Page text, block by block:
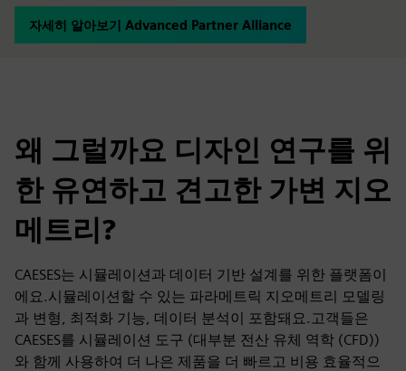
자세히 알아보기 Advanced Partner Alliance
왜 그럴까요 디자인 연구를 위
한 유연하고 견고한 가변 지오
메트리?
CAESES는 시뮬레이션과 데이터 기반 설계를 위한 플랫폼이
에요.시뮬레이션할 수 있는 파라메트릭 지오메트리 모델링
과 변형, 최적화 기능, 데이터 분석이 포함돼요.고객들은
CAESES를 시뮬레이션 도구 (대부분 전산 유체 역학 (CFD))
와 함께 사용하여 더 나은 제품을 더 빠르고 비용 효율적으